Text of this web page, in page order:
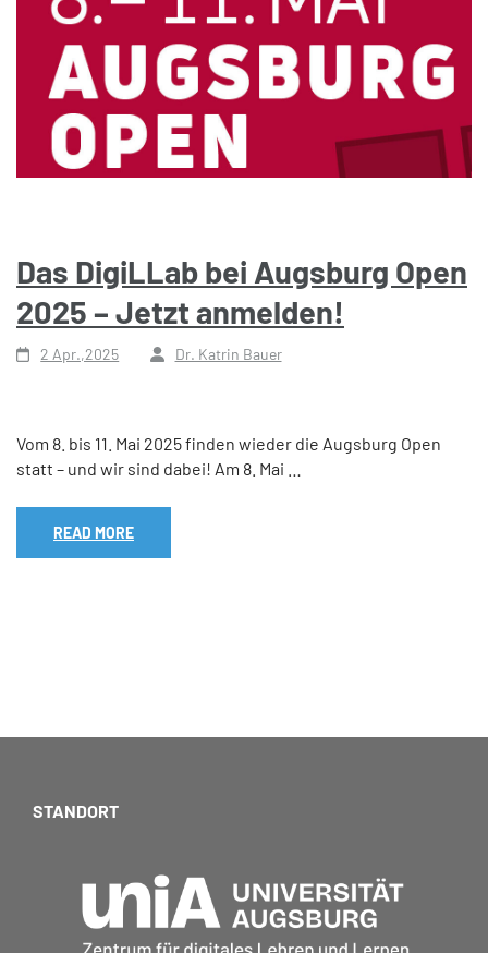
Das DigiLLab bei Augsburg Open
2025 – Jetzt anmelden!
2 Apr.,2025 Dr. Katrin Bauer
Vom 8. bis 11. Mai 2025 finden wieder die Augsburg Open
statt – und wir sind dabei! Am 8. Mai …
READ MORE
STANDORT